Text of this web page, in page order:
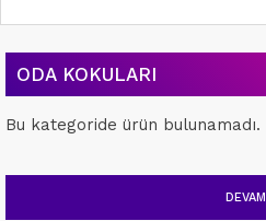
ODA KOKULARI
Bu kategoride ürün bulunamadı.
DEVAM